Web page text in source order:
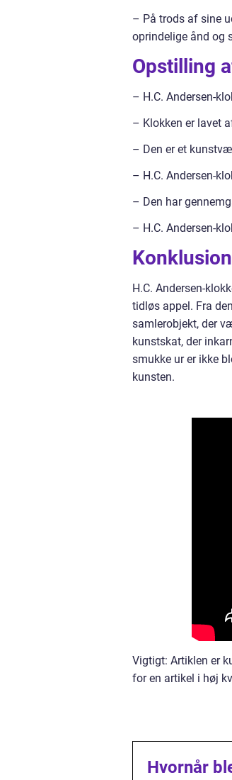
– På trods af sine
oprindelige ånd og
Opstilling
– H.C. Andersen-
– Klokken er lavet
– Den er et
– H.C. Andersen-
– Den har
– H.C. Andersen-
H.C. Andersen-
tidløs appel. Fra
samlerobjekt, der
kunstskat, der
smukke ur er ikke
kunsten.
Vigtigt: Artiklen er
for en artikel i høj
Hvornår